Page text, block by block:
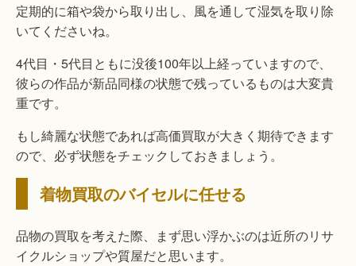
定期的に箱や袋から取り出し、風を通して湿気を取り除
いてくださいね。
4代目・5代目ともに没後100年以上経っていますので、
彼らの作品が新品同様の状態で残っているものは大変貴
重です。
もし綺麗な状態であれば高価買取が大きく期待できます
ので、必ず状態をチェックしておきましょう。
着物買取のバイセルに任せる
品物の買取を考えた際、まず思い浮かぶのは近所のリサ
イクルショップや質屋だと思います。